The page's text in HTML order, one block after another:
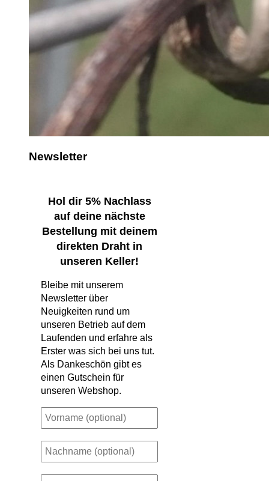
Newsletter
Hol dir 5% Nachlass
auf deine nächste
Bestellung mit deinem
direkten Draht in
unseren Keller!
Bleibe mit unserem
Newsletter über
Neuigkeiten rund um
unseren Betrieb auf dem
Laufenden und erfahre als
Erster was sich bei uns tut.
Als Dankeschön gibt es
einen Gutschein für
unseren Webshop.